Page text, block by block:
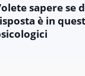
sapere se
è in